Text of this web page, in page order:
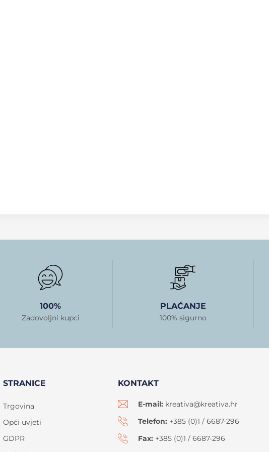
100%
Zadovoljni kupci
PLAĆANJE
100% sigurno
STRANICE
Trgovina
Opći uvjeti
GDPR
KONTAKT
E-mail: kreativa@kreativa.hr
Telefon: +385 (0)1 / 6687-296
Fax: +385 (0)1 / 6687-296